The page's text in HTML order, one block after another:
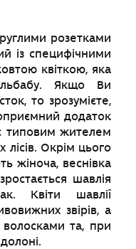
розетками
із специфічними
квіткою, яка
Якщо Ви
то зрозумієте,
додаток
типовим жителем
лісів. Окрім цього
жіноча, веснівка
шавлія
Квіти шавлії
звірів, а
волосками та, при